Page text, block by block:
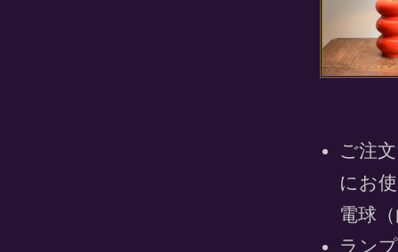
ご注
にお
電球
ラン